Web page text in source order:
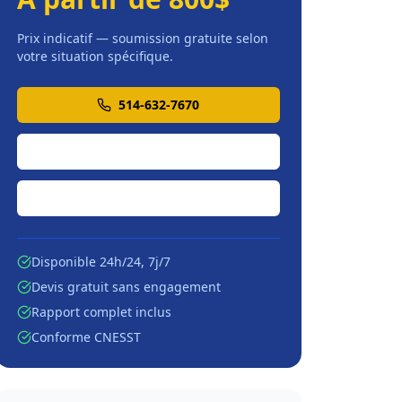
Prix indicatif — soumission gratuite selon
votre situation spécifique.
514-632-7670
Disponible 24h/24, 7j/7
Devis gratuit sans engagement
Rapport complet inclus
Conforme CNESST